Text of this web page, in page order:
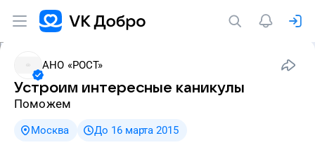
АНО «РОСТ»
Устроим интересные каникулы
Поможем
Москва До 16 марта 2015